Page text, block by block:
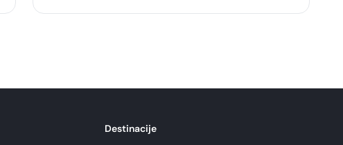
Destinacije